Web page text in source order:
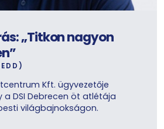
„Titkon nagyon
Kft. ügyvezetője
a DSI Debrecen öt atlétája
világbajnokságon.